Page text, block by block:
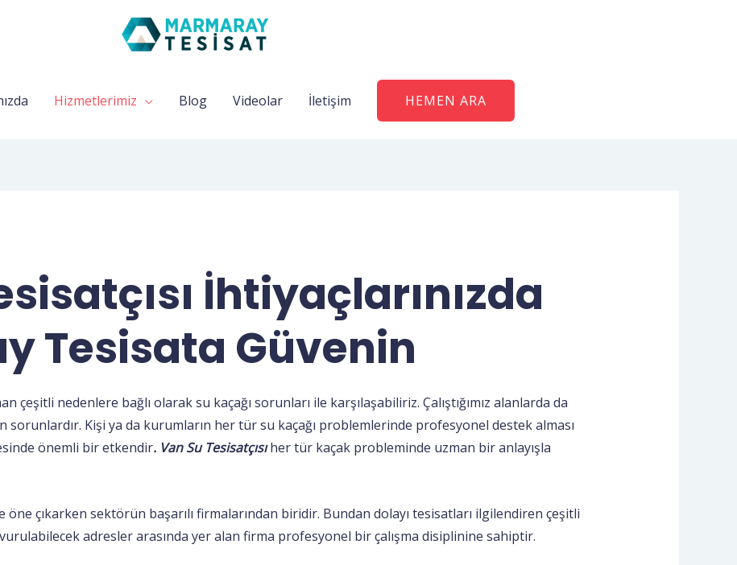
Hizmetlerimiz Blog Videolar İletişim HEMEN ARA
İhtiyaçlarınızda
Tesisata Güvenin
çeşitli nedenlere bağlı olarak su kaçağı sorunları ile karşılaşabiliriz. Çalıştığımız alanlarda da
sorunlardır. Kişi ya da kurumların her tür su kaçağı problemlerinde profesyonel destek alması
önemli bir etkendir. Van Su Tesisatçısıher tür kaçak probleminde uzman bir anlayışla
çıkarken sektörün başarılı firmalarından biridir. Bundan dolayı tesisatları ilgilendiren çeşitli
adresler arasında yer alan firma profesyonel bir çalışma disiplinine sahiptir.